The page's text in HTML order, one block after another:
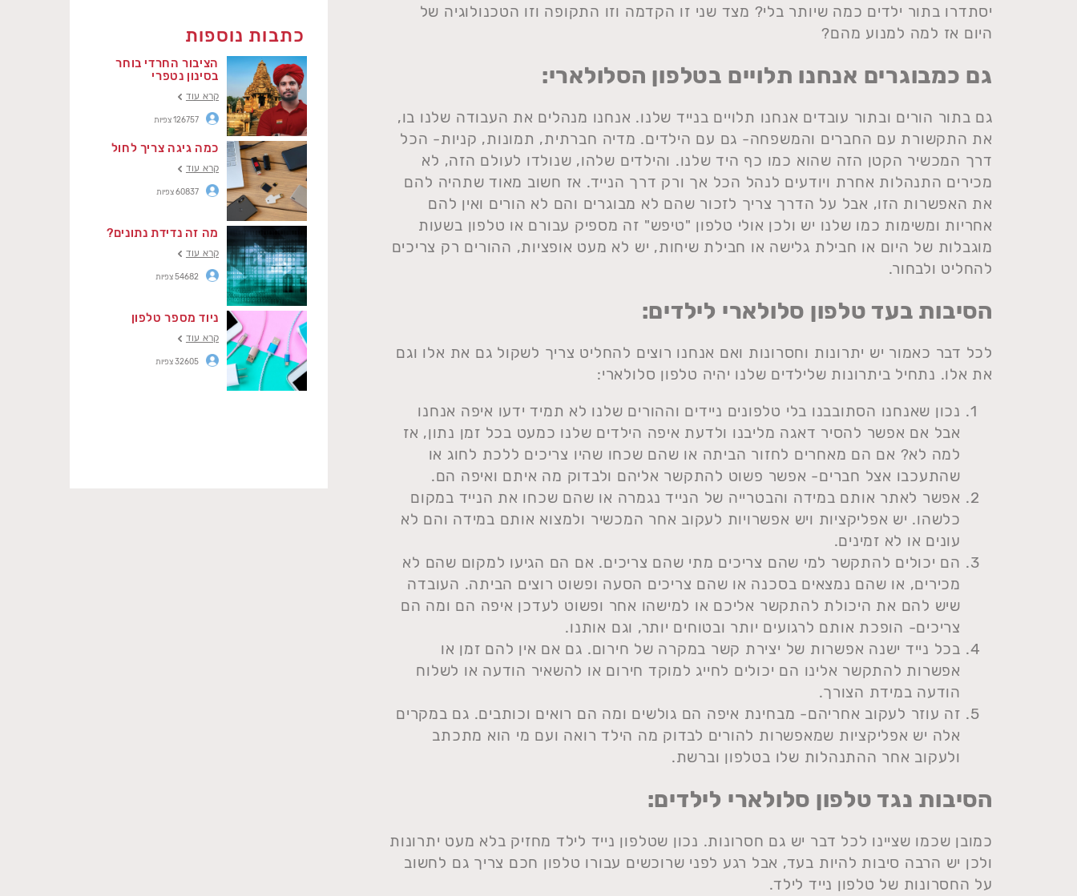
יסתדרו בתור ילדים כמה שיותר בלי? מצד שני זו הקדמה וזו התקופה וזו הטכנולוגיה של
היום אז למה למנוע מהם?
גם כמבוגרים אנחנו תלויים בטלפון הסלולארי:
גם בתור הורים ובתור עובדים אנחנו תלויים בנייד שלנו. אנחנו מנהלים את העבודה שלנו בו,
את התקשורת עם החברים והמשפחה- גם עם הילדים. מדיה חברתית, תמונות, קניות- הכל
דרך המכשיר הקטן הזה שהוא כמו כף היד שלנו. והילדים שלהו, שנולדו לעולם הזה, לא
מכירים התנהלות אחרת ויודעים לנהל הכל אך ורק דרך הנייד. אז חשוב מאוד שתהיה להם
את האפשרות הזו, אבל על הדרך צריך לזכור שהם לא מבוגרים והם לא הורים ואין להם
אחריות ומשימות כמו שלנו יש ולכן אולי טלפון "טיפש" זה מספיק עבורם או טלפון בשעות
מוגבלות של היום או חבילת גלישה או חבילת שיחות, יש לא מעט אופציות, ההורים רק צריכים
להחליט ולבחור.
הסיבות בעד טלפון סלולארי לילדים:
לכל דבר כאמור יש יתרונות וחסרונות ואם אנחנו רוצים להחליט צריך לשקול גם את אלו וגם
את אלו. נתחיל ביתרונות שלילדים שלנו יהיה טלפון סלולארי:
נכון שאנחנו הסתובבנו בלי טלפונים ניידים וההורים שלנו לא תמיד ידעו איפה אנחנו
אבל אם אפשר להסיר דאגה מליבנו ולדעת איפה הילדים שלנו כמעט בכל זמן נתון, אז
למה לא? אם הם מאחרים לחזור הביתה או שהם שכחו שהיו צריכים ללכת לחוג או
שהתעכבו אצל חברים- אפשר פשוט להתקשר אליהם ולבדוק מה איתם ואיפה הם.
אפשר לאתר אותם במידה והבטרייה של הנייד נגמרה או שהם שכחו את הנייד במקום
כלשהו. יש אפליקציות ויש אפשרויות לעקוב אחר המכשיר ולמצוא אותם במידה והם לא
עונים או לא זמינים.
הם יכולים להתקשר למי שהם צריכים מתי שהם צריכים. אם הם הגיעו למקום שהם לא
מכירים, או שהם נמצאים בסכנה או שהם צריכים הסעה ופשוט רוצים הביתה. העובדה
שיש להם את היכולת להתקשר אליכם או למישהו אחר ופשוט לעדכן איפה הם ומה הם
צריכים- הופכת אותם לרגועים יותר ובטוחים יותר, וגם אותנו.
בכל נייד ישנה אפשרות של יצירת קשר במקרה של חירום. גם אם אין להם זמן או
אפשרות להתקשר אלינו הם יכולים לחייג למוקד חירום או להשאיר הודעה או לשלוח
הודעה במידת הצורך.
זה עוזר לעקוב אחריהם- מבחינת איפה הם גולשים ומה הם רואים וכותבים. גם במקרים
אלה יש אפליקציות שמאפשרות להורים לבדוק מה הילד רואה ועם מי הוא מתכתב
ולעקוב אחר ההתנהלות שלו בטלפון וברשת.
הסיבות נגד טלפון סלולארי לילדים:
כמובן שכמו שציינו לכל דבר יש גם חסרונות. נכון שטלפון נייד לילד מחזיק בלא מעט יתרונות
ולכן יש הרבה סיבות להיות בעד, אבל רגע לפני שרוכשים עבורו טלפון חכם צריך גם לחשוב
על החסרונות של טלפון נייד לילד.
כתבות נוספות
הציבור החרדי בוחר
בסינון נטפרי
קרא עוד
כמה גיגה צריך לחול
קרא עוד
מה זה נדידת נתונים?
קרא עוד
ניוד מספר טלפון
קרא עוד